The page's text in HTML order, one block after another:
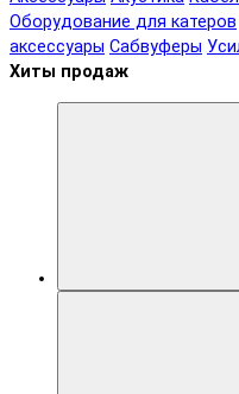
Оборудование для катеров
аксессуары Сабвуферы
Хиты продаж